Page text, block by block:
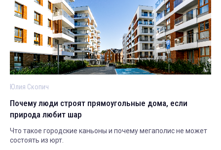
Юлия Скопич
Почему люди строят прямоугольные дома, если
природа любит шар
Что такое городские каньоны и почему мегаполис не может
состоять из юрт.